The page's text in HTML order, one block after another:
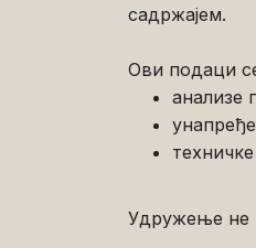
садржајем.
Ови подаци
анализе
Удружење не